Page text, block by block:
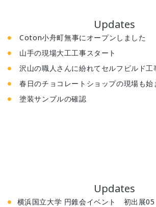
Updates
Coton小舟町無事にオープンしました
山手の現場大工工事スタート
沢山の職人さんに紛れてセルフビルド工
春日のチョコレートショップの現場も始
塗装サンプルの確認
Updates
横浜国立大学 円錐会イベント 初出展05